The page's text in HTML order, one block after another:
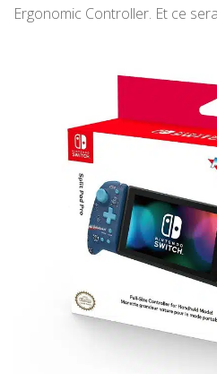
Ergonomic Controller. Et ce